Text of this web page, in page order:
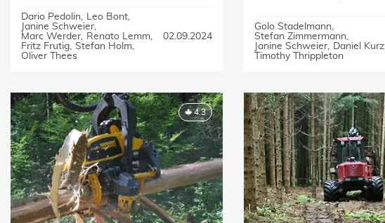
Dario Pedolin
Leo Bont
Janine Schweier
Marc Werder
Renato Lemm
Fritz Frutig Stefan Holm
Oliver Thees
02.09.2024
Golo Stadelmann
Stefan Zimmermann
Janine Schweier
Daniel Kurz
Timothy Thrippleton
4.3